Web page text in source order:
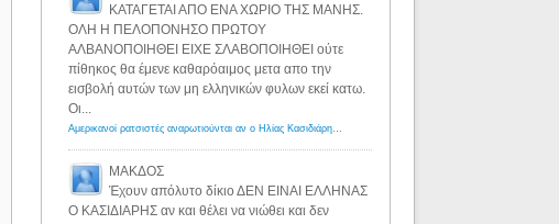
ΚΑΤΑΓΕΤΑΙ ΑΠΟ ΕΝΑ ΧΩΡΙΟ ΤΗΣ ΜΑΝΗΣ.
ΟΛΗ Η ΠΕΛΟΠΟΝΗΣΟ ΠΡΩΤΟΥ
ΑΛΒΑΝΟΠΟΙΗΘΕΙ ΕΙΧΕ ΣΛΑΒΟΠΟΙΗΘΕΙ ούτε
πίθηκος θα έμενε καθαρόαιμος μετα απο την
εισβολή αυτών των μη ελληνικών φυλων εκεί κατω.
Οι...
Αμερικανοί ρατσιστές αναρωτιούνται αν ο Ηλίας Κασιδιάρης ανήκει στη λευκή φυλή... - Λόγιος Ερμής
ΜΑΚΔΟΣ
Έχουν απόλυτο δίκιο ΔΕΝ ΕΙΝΑΙ ΕΛΛΗΝΑΣ
Ο ΚΑΣΙΔΙΑΡΗΣ αν και θέλει να νιώθει και δεν